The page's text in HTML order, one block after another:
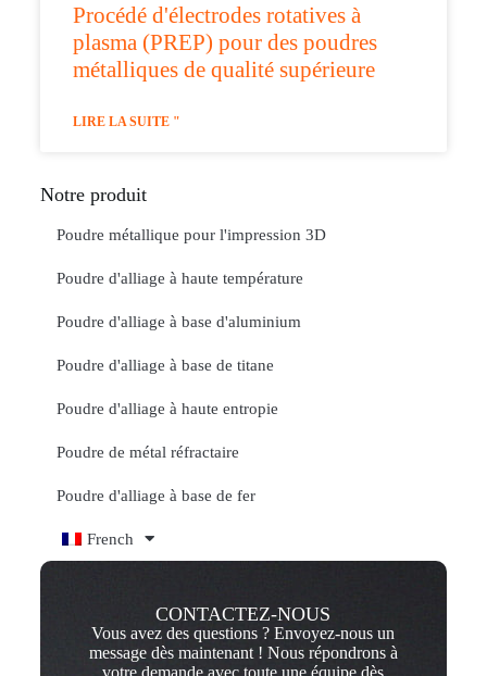
Procédé d'électrodes rotatives à
plasma (PREP) pour des poudres
métalliques de qualité supérieure
LIRE LA SUITE "
Notre produit
Poudre métallique pour l'impression 3D
Poudre d'alliage à haute température
Poudre d'alliage à base d'aluminium
Poudre d'alliage à base de titane
Poudre d'alliage à haute entropie
Poudre de métal réfractaire
Poudre d'alliage à base de fer
French
CONTACTEZ-NOUS
Vous avez des questions ? Envoyez-nous un
message dès maintenant ! Nous répondrons à
votre demande avec toute une équipe dès